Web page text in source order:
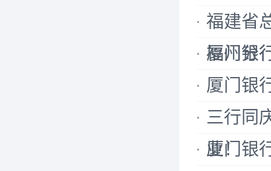
福建省
福州分
厦门银
厦门银
三行同
业！
厦门银